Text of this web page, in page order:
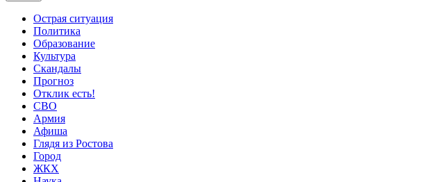
Острая ситуация
Политика
Образование
Культура
Скандалы
Прогноз
Отклик есть!
СВО
Армия
Афиша
Глядя из Ростова
Город
ЖКХ